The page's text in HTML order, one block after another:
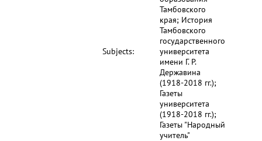
Subjects:
Тамбовского
края; История
Тамбовского
государственного
университета
имени Г. Р.
Державина
(1918-2018 гг.);
Газеты
университета
(1918-2018 гг.);
Газеты "Народный
учитель"